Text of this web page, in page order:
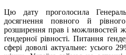
Цю дату проголосила
досягнення повного й
розширення прав і можливостей
ґендерної рівності. Питання
сфері доволі актуальне: усього